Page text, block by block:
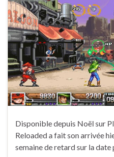
Disponible depuis Noël sur
Reloaded a fait son arrivée
semaine de retard sur la